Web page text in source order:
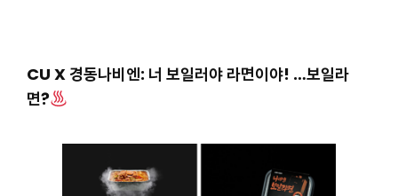
CU X 경동나비엔: 너 보일러야 라면이야! …보일라
면?